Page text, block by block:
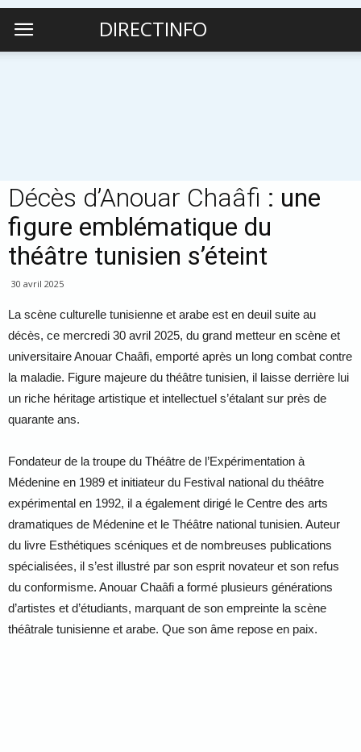
DIRECTINFO
Décès d’Anouar Chaâfi : une
figure emblématique du
théâtre tunisien s’éteint
30 avril 2025
La scène culturelle tunisienne et arabe est en deuil suite au
décès, ce mercredi 30 avril 2025, du grand metteur en scène et
universitaire Anouar Chaâfi, emporté après un long combat contre
la maladie. Figure majeure du théâtre tunisien, il laisse derrière lui
un riche héritage artistique et intellectuel s’étalant sur près de
quarante ans.
Fondateur de la troupe du Théâtre de l’Expérimentation à
Médenine en 1989 et initiateur du Festival national du théâtre
expérimental en 1992, il a également dirigé le Centre des arts
dramatiques de Médenine et le Théâtre national tunisien. Auteur
du livre Esthétiques scéniques et de nombreuses publications
spécialisées, il s’est illustré par son esprit novateur et son refus
du conformisme. Anouar Chaâfi a formé plusieurs générations
d’artistes et d’étudiants, marquant de son empreinte la scène
théâtrale tunisienne et arabe. Que son âme repose en paix.